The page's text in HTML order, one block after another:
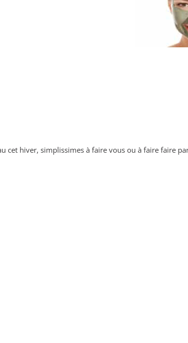
hiver, simplissimes à faire vous ou à faire faire